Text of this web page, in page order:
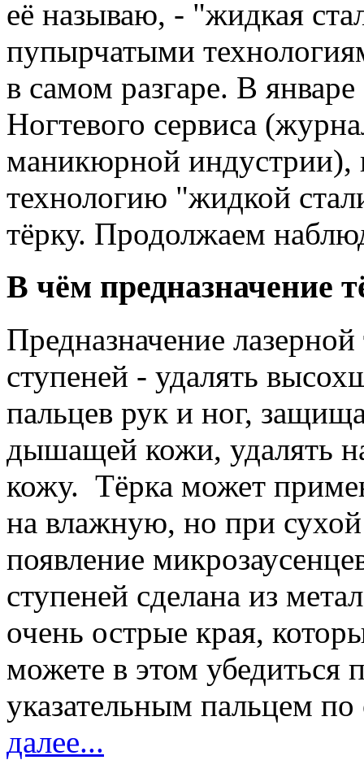
её называю, - "жидкая
пупырчатыми
в самом разгаре. В
Ногтевого сервиса
маникюрной индустрии),
технологию "жидкой
тёрку. Продолжаем
В чём предназначение
Предназначение
ступеней - удалять
пальцев рук и ног,
дышащей кожи, удалять
кожу. Тёрка может
на влажную, но при
появление
ступеней сделана из
очень острые края,
можете в этом убедиться
указательным пальцем
далее...